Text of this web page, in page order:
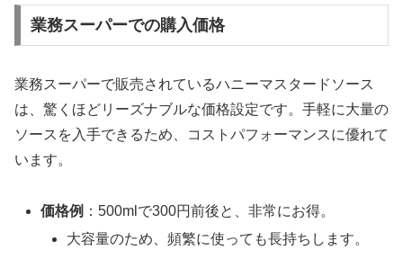
業務スーパーでの購入価格
業務スーパーで販売されているハニーマスタードソース
は、驚くほどリーズナブルな価格設定です。手軽に大量の
ソースを入手できるため、コストパフォーマンスに優れて
います。
価格例 ：500mlで300円前後と、非常にお得。
大容量のため、頻繁に使っても長持ちします。